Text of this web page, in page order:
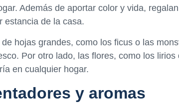
Además de aportar color y vida,
estancia de la casa.
hojas grandes, como los ficus o las
Por otro lado, las flores, como los
en cualquier hogar.
y aromas